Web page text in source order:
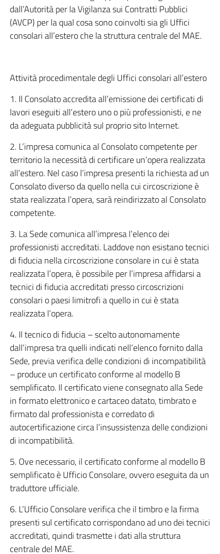
dall’Autorità per la Vigilanza sui Contratti Pubblici
(AVCP) per la qual cosa sono coinvolti sia gli Uffici
consolari all’estero che la struttura centrale del MAE.
Attività procedimentale degli Uffici consolari all’estero
1. Il Consolato accredita all’emissione dei certificati di
lavori eseguiti all’estero uno o più professionisti, e ne
da adeguata pubblicità sul proprio sito Internet.
2. L’impresa comunica al Consolato competente per
territorio la necessità di certificare un’opera realizzata
all’estero. Nel caso l’impresa presenti la richiesta ad un
Consolato diverso da quello nella cui circoscrizione è
stata realizzata l’opera, sarà reindirizzato al Consolato
competente.
3. La Sede comunica all’impresa l’elenco dei
professionisti accreditati. Laddove non esistano tecnici
di fiducia nella circoscrizione consolare in cui è stata
realizzata l’opera, è possibile per l’impresa affidarsi a
tecnici di fiducia accreditati presso circoscrizioni
consolari o paesi limitrofi a quello in cui è stata
realizzata l’opera.
4. Il tecnico di fiducia – scelto autonomamente
dall’impresa tra quelli indicati nell’elenco fornito dalla
Sede, previa verifica delle condizioni di incompatibilità
– produce un certificato conforme al modello B
semplificato. Il certificato viene consegnato alla Sede
in formato elettronico e cartaceo datato, timbrato e
firmato dal professionista e corredato di
autocertificazione circa l’insussistenza delle condizioni
di incompatibilità.
5. Ove necessario, il certificato conforme al modello B
semplificato è Ufficio Consolare, ovvero eseguita da un
traduttore ufficiale.
6. L’Ufficio Consolare verifica che il timbro e la firma
presenti sul certificato corrispondano ad uno dei tecnici
accreditati, quindi trasmette i dati alla struttura
centrale del MAE.